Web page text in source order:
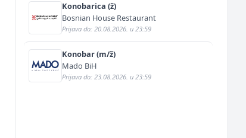
Konobarica (ž)
Bosnian House Restaurant
Prijava do: 20.08.2026. u 23:59
Konobar (m/ž)
Mado BiH
Prijava do: 23.08.2026. u 23:59